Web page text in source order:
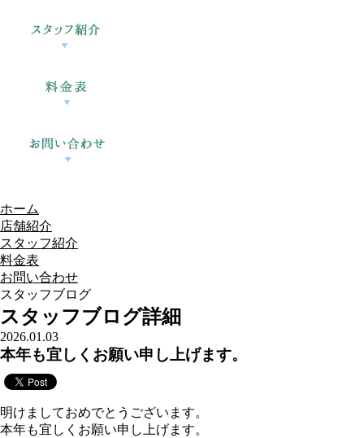
ホーム
店舗紹介
スタッフ紹介
料金表
お問い合わせ
スタッフブログ
スタッフブログ詳細
2026.01.03
本年も宜しくお願い申し上げます。
明けましておめでとうございます。
本年も宜しくお願い申し上げます。